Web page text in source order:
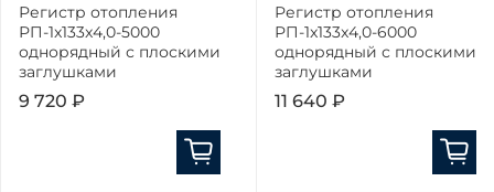
Регистр отопления
РП-1x133x4,0-5000
однорядный с плоскими
заглушками
9 720 ₽
Регистр отопления
РП-1x133x4,0-6000
однорядный с плоскими
заглушками
11 640 ₽